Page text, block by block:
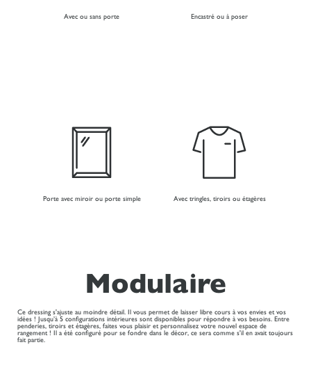
Avec ou sans porte Encastré ou à poser
Porte avec miroir ou porte simple Avec tringles, tiroirs ou étagères
Modulaire
Ce dressing s'ajuste au moindre détail. Il vous permet de laisser libre cours à vos envies et vos
idées ! Jusqu’à 5 configurations intérieures sont disponibles pour répondre à vos besoins. Entre
penderies, tiroirs et étagères, faites vous plaisir et personnalisez votre nouvel espace de
rangement ! Il a été configuré pour se fondre dans le décor, ce sera comme s'il en avait toujours
fait partie.